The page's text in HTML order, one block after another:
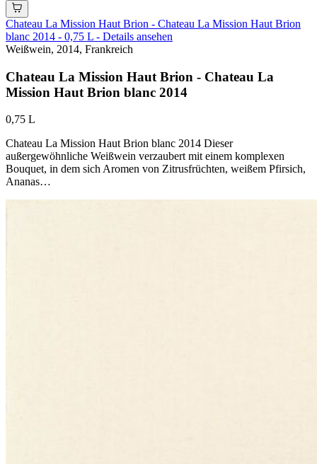
Chateau La Mission Haut Brion - Chateau La Mission Haut Brion
blanc 2014 - 0,75 L - Details ansehen
Weißwein, 2014, Frankreich
Chateau La Mission Haut Brion - Chateau La
Mission Haut Brion blanc 2014
0,75 L
Chateau La Mission Haut Brion blanc 2014 Dieser
außergewöhnliche Weißwein verzaubert mit einem komplexen
Bouquet, in dem sich Aromen von Zitrusfrüchten, weißem Pfirsich,
Ananas…